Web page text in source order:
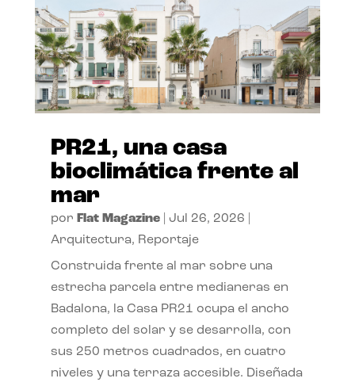
PR21, una casa
bioclimática frente al
mar
por Flat Magazine| Jul 26, 2026
Arquitectura, Reportaje
Construida frente al mar sobre una
estrecha parcela entre medianeras en
Badalona, la Casa PR21 ocupa el ancho
completo del solar y se desarrolla, con
sus 250 metros cuadrados, en cuatro
niveles y una terraza accesible. Diseñada